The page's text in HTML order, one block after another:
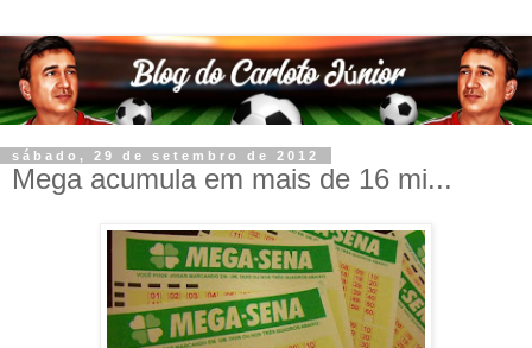
sábado, 29 de setembro de 2012
Mega acumula em mais de 16 mi...